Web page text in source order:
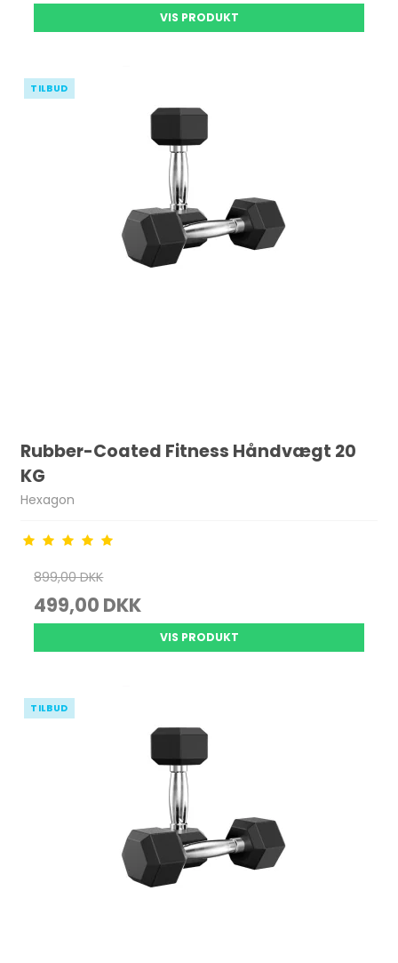
VIS PRODUKT
TILBUD
Rubber-Coated Fitness Håndvægt 20
KG
Hexagon
899,00 DKK
499,00 DKK
VIS PRODUKT
TILBUD